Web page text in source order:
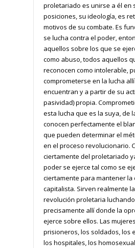
proletariado es unirse a él en
posiciones, su ideología, es
motivos de su combate. Es
se lucha contra el poder,
aquellos sobre los que se
como abuso, todos aquellos
reconocen como intolerable,
comprometerse en la lucha
encuentran y a partir de su
pasividad) propia.
esta lucha que es la suya, de
conocen perfectamente el
que pueden determinar el
en el proceso revolucionario.
ciertamente del proletariado
poder se ejerce tal como se
ciertamente para mantener la
capitalista. Sirven realmente
revolución proletaria luchando
precisamente allí donde la
ejerce sobre ellos. Las
prisioneros, los soldados, los
los hospitales, los